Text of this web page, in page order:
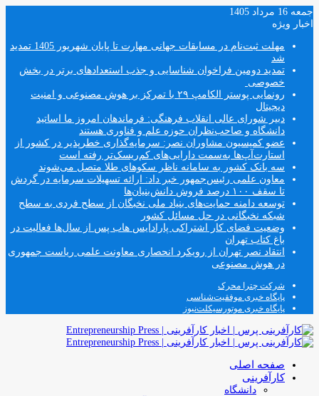
جمعه 16 مرداد 1405
اخبار ویژه
مهلت ثبت‌نام در مسابقات جهانی مهارت تا پایان شهریور 1405 تمدید
شد
تمدید دومین فراخوان شناسایی و جذب استعدادهای برتر در بخش
خصوصی
رونمایی پوستر الکامپ ۲۹ با تمرکز بر هوش مصنوعی و امنیت
دیجیتال
دبیر شورای عالی انقلاب فرهنگی: فرماندهان امروز ما اساتید
دانشگاه و صاحب‌نظران حوزه علم و فناوری هستند
عضو کمیسیون مشاوران نصر: سرمایه‌گذاری خطرپذیر در کشور از
استارت‌آپ‌ها به‌سمت دارایی‌های کم‌ریسک‌تر رفته است
سه بانک کشور به سامانه ناظر سکوهای طلا متصل می‌شوند
معاون علمی رئیس‌جمهور خبر داد: ارائه تسهیلات سرمایه در گردش
تا سقف ۱۰۰ درصد فروش دانش‌بنیان‌ها
توسعه دامنه حمایت‌های بنیاد ملی نخبگان از سطح فردی به سطح
شبکه نخبگانی در حل مسائل کشور
وضعیت فضای کار اشتراکی پارادایس هاب پس از سال‌ها فعالیت در
باغ کتاب تهران
انتقاد نصر تهران از رویکرد انحصاری معاونت علمی ریاست جمهوری
در هوش مصنوعی
شرکت چترا محرک
پایگاه خبری موفقیت‌شناسی
پایگاه خبری موتورسیکلت‌نیوز
صفحه اصلی
کارآفرینی
دانشگاه